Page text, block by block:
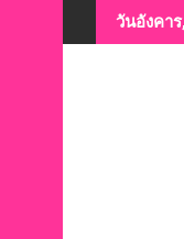
to
วันอังคา